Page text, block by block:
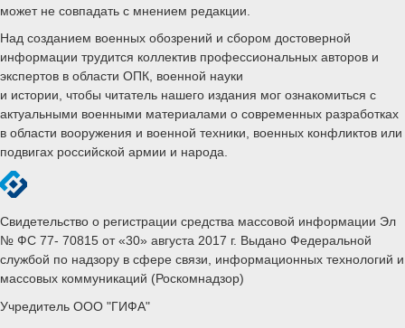
может не совпадать с мнением редакции.
Над созданием военных обозрений и сбором достоверной
информации трудится коллектив профессиональных авторов и
экспертов в области ОПК, военной науки
и истории, чтобы читатель нашего издания мог ознакомиться с
актуальными военными материалами о современных разработках
в области вооружения и военной техники, военных конфликтов или
подвигах российской армии и народа.
Свидетельство о регистрации средства массовой информации Эл
№ ФС 77- 70815 от «30» августа 2017 г. Выдано Федеральной
службой по надзору в сфере связи, информационных технологий и
массовых коммуникаций (Роскомнадзор)
Учредитель ООО "ГИФА"